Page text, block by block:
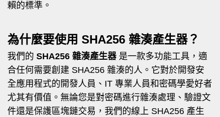
賴的標準。
為什麼要使用 SHA256 雜湊產生器？
我們的 SHA256 雜湊產生器 是一款多功能工具，適
合任何需要創建 SHA256 雜湊的人。它對於開發安
全應用程式的開發人員、IT 專業人員和密碼學愛好者
尤其有價值。無論您是對密碼進行雜湊處理、驗證文
件還是保護區塊鏈交易，我們的線上 SHA256 產生